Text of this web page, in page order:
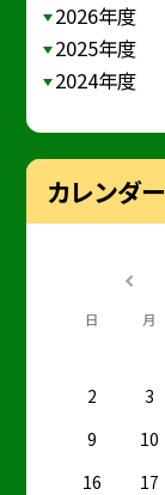
2026年度
2025年度
2024年度
カレンダー
日 月
2
3
9
10
16
17